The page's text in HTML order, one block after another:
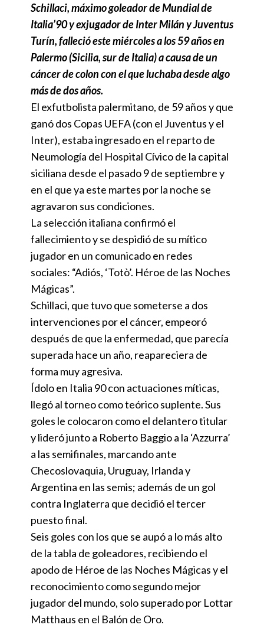
Schillaci, máximo goleador de Mundial de
Italia’90 y exjugador de Inter Milán y Juventus
Turín, falleció este miércoles a los 59 años en
Palermo (Sicilia, sur de Italia) a causa de un
cáncer de colon con el que luchaba desde algo
más de dos años.
El exfutbolista palermitano, de 59 años y que
ganó dos Copas UEFA (con el Juventus y el
Inter), estaba ingresado en el reparto de
Neumología del Hospital Cívico de la capital
siciliana desde el pasado 9 de septiembre y
en el que ya este martes por la noche se
agravaron sus condiciones.
La selección italiana confirmó el
fallecimiento y se despidió de su mítico
jugador en un comunicado en redes
sociales: “Adiós, ‘Totò’. Héroe de las Noches
Mágicas”.
Schillaci, que tuvo que someterse a dos
intervenciones por el cáncer, empeoró
después de que la enfermedad, que parecía
superada hace un año, reapareciera de
forma muy agresiva.
Ídolo en Italia 90 con actuaciones míticas,
llegó al torneo como teórico suplente. Sus
goles le colocaron como el delantero titular
y lideró junto a Roberto Baggio a la ‘Azzurra’
a las semifinales, marcando ante
Checoslovaquia, Uruguay, Irlanda y
Argentina en las semis; además de un gol
contra Inglaterra que decidió el tercer
puesto final.
Seis goles con los que se aupó a lo más alto
de la tabla de goleadores, recibiendo el
apodo de Héroe de las Noches Mágicas y el
reconocimiento como segundo mejor
jugador del mundo, solo superado por Lottar
Matthaus en el Balón de Oro.